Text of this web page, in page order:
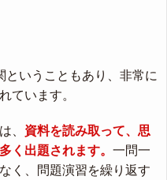
いうこともあり、非常に
ています。
、 資料を読み取って、思
く出題されます。 一問一
く、問題演習を繰り返す